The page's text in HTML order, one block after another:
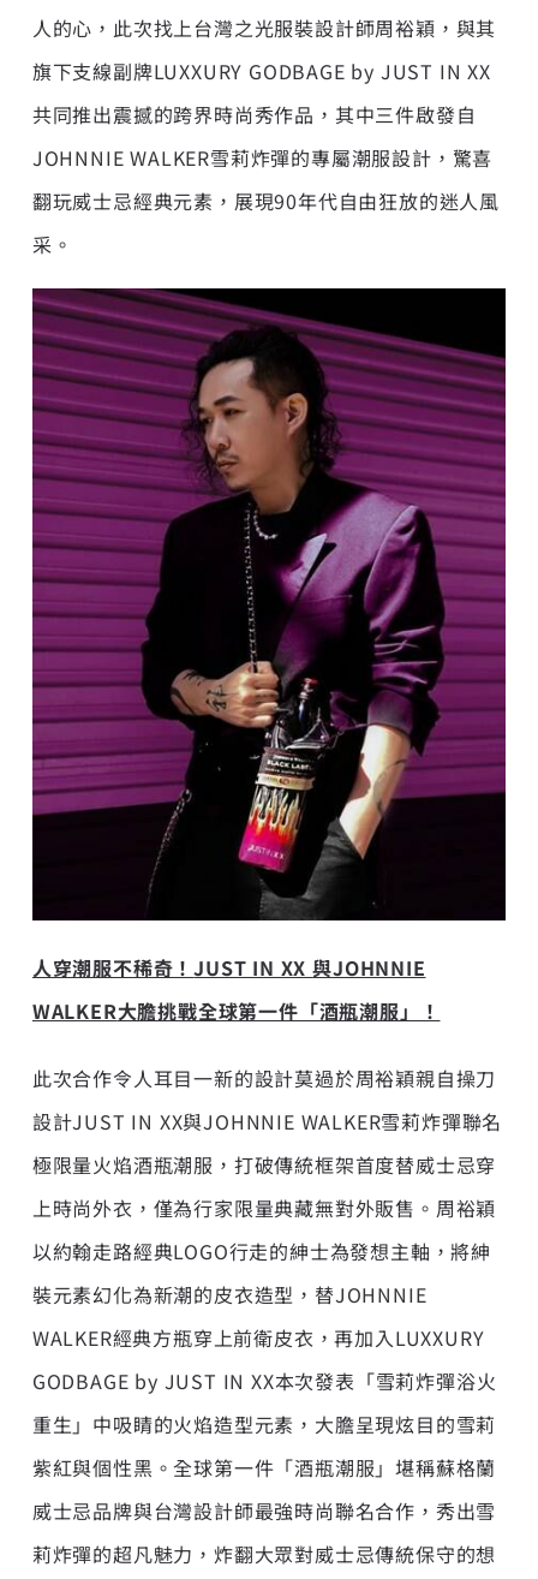
人的心，此次找上台灣之光服裝設計師周裕穎，與其
旗下支線副牌LUXXURY GODBAGE by JUST IN XX
共同推出震撼的跨界時尚秀作品，其中三件啟發自
JOHNNIE WALKER雪莉炸彈的專屬潮服設計，驚喜
翻玩威士忌經典元素，展現90年代自由狂放的迷人風
采。
人穿潮服不稀奇！JUST IN XX與JOHNNIE
WALKER大膽挑戰全球第一件「酒瓶潮服」！
此次合作令人耳目一新的設計莫過於周裕穎親自操刀
設計JUST IN XX與JOHNNIE WALKER雪莉炸彈聯名
極限量火焰酒瓶潮服，打破傳統框架首度替威士忌穿
上時尚外衣，僅為行家限量典藏無對外販售。周裕穎
以約翰走路經典LOGO行走的紳士為發想主軸，將紳
裝元素幻化為新潮的皮衣造型，替JOHNNIE
WALKER經典方瓶穿上前衛皮衣，再加入LUXXURY
GODBAGE by JUST IN XX本次發表「雪莉炸彈浴火
重生」中吸睛的火焰造型元素，大膽呈現炫目的雪莉
紫紅與個性黑。全球第一件「酒瓶潮服」堪稱蘇格蘭
威士忌品牌與台灣設計師最強時尚聯名合作，秀出雪
莉炸彈的超凡魅力，炸翻大眾對威士忌傳統保守的想